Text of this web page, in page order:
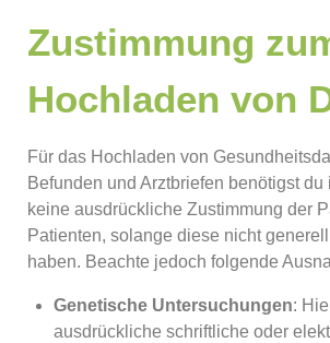
Zustimmung
Hochladen von
Für das Hochladen von
Befunden und Arztbriefen benötigst du
keine ausdrückliche Zustimmung der
Patienten, solange diese nicht
haben. Beachte jedoch folgende
Genetische Untersuchungen:
ausdrückliche schriftliche oder